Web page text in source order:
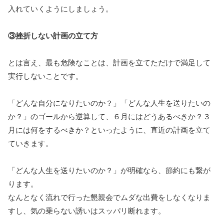
入れていくようにしましょう。
③挫折しない計画の立て方
とは言え、最も危険なことは、計画を立てただけで満足して
実行しないことです。
「どんな自分になりたいのか？」「どんな人生を送りたいの
か？」のゴールから逆算して、６月にはどうあるべきか？３
月には何をするべきか？といったように、直近の計画を立て
ていきます。
「どんな人生を送りたいのか？」が明確なら、節約にも繋が
ります。
なんとなく流れで行った懇親会でムダな出費をしなくなりま
すし、気の乗らない誘いはスッパリ断れます。